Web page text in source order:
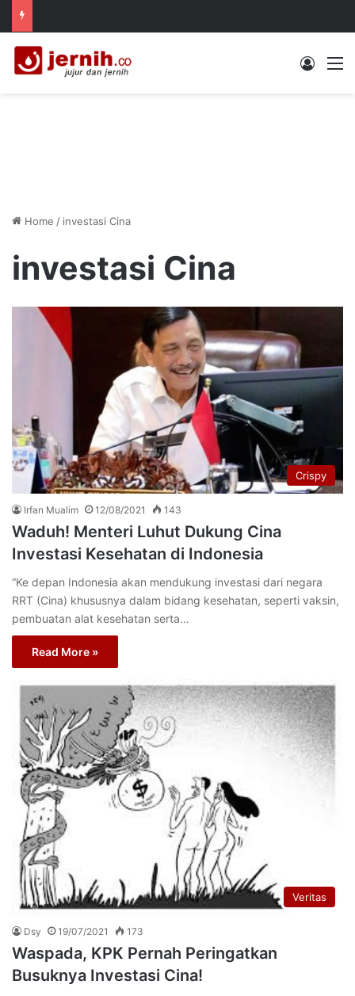
Log In
Home / investasi Cina
investasi Cina
Crispy
Irfan Mualim 12/08/2021 143
Waduh! Menteri Luhut Dukung Cina
Investasi Kesehatan di Indonesia
“Ke depan Indonesia akan mendukung investasi dari negara
RRT (Cina) khususnya dalam bidang kesehatan, seperti vaksin,
pembuatan alat kesehatan serta…
Read More »
Veritas
Dsy 19/07/2021 173
Waspada, KPK Pernah Peringatkan
Busuknya Investasi Cina!